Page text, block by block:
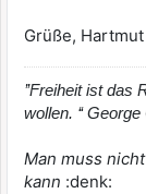
Grüße, Hartmut
’’Freiheit ist
wollen. ‘‘
Man muss
kann :denk: